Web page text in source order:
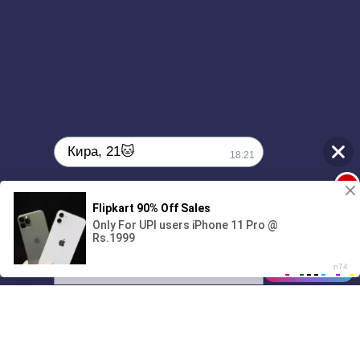
Я скидываю стак
Все что за мной
Когда вижу хоу
Наливаю Дабл кап
Этой суке мало
Заливаю полный бак
01/07
00:00
Кира, 21🐱 18:21
Поиграешь со мной? 💖🐾
1